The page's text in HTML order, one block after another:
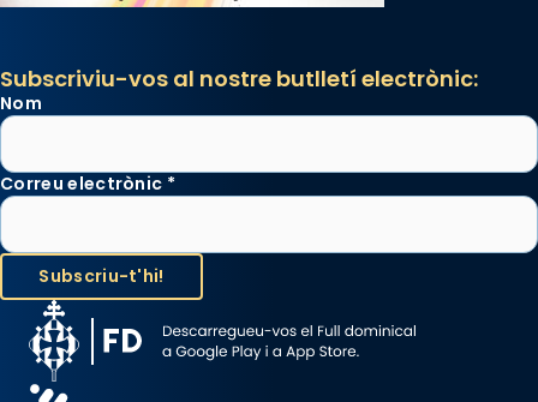
Subscriviu-vos al nostre butlletí electrònic:
Nom
Correu electrònic *